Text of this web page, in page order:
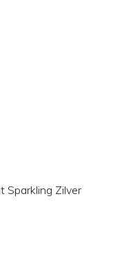
Sparkling Zilver